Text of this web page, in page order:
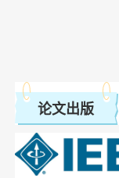
论文出版